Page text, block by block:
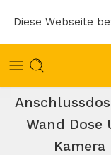
Diese Webseite
Wand